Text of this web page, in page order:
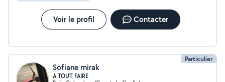
Voir le profil Contacter
Particulier
Sofiane mirak
A TOUT FAIRE